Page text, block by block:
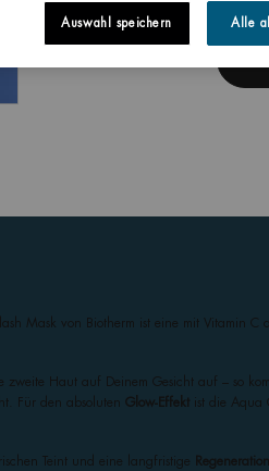
Mask von Biotherm ist eine mit Vitamin C
Haut auf Deinem Gesicht auf – so
Für den absoluten Glow-Effekt
ist die Aqua
Teint und eine langfristige Regeneration
Auswahl speichern Alle